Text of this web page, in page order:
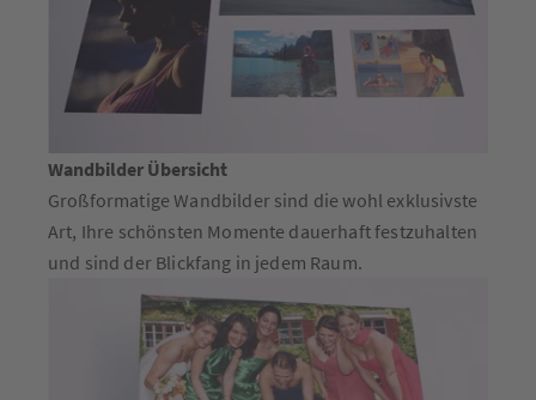
Wandbilder Übersicht
Großformatige Wandbilder sind die wohl exklusivste
Art, Ihre schönsten Momente dauerhaft festzuhalten
und sind der Blickfang in jedem Raum.